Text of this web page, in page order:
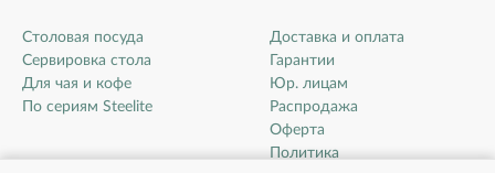
Столовая посуда
Сервировка стола
Для чая и кофе
По сериям Steelite
Доставка и оплата
Гарантии
Юр. лицам
Распродажа
Оферта
Политика